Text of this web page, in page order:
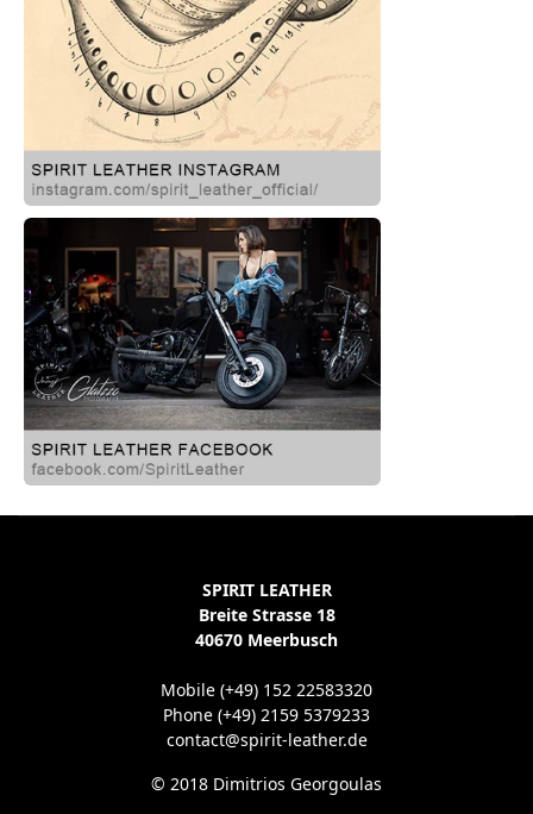
SPIRIT LEATHER
Breite Strasse 18
40670 Meerbusch
Mobile (+49) 152 22583320
Phone (+49) 2159 5379233
contact@spirit-leather.de
© 2018 Dimitrios Georgoulas